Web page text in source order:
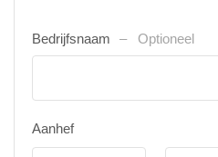
Bedrijfsnaam Optioneel
Aanhef